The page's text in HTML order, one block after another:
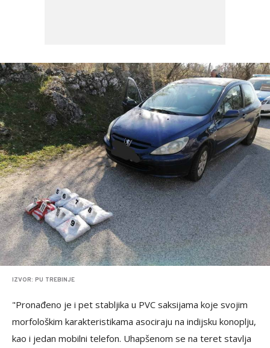
IZVOR: PU TREBINJE
"Pronađeno je i pet stabljika u PVC saksijama koje svojim
morfološkim karakteristikama asociraju na indijsku konoplju,
kao i jedan mobilni telefon. Uhapšenom se na teret stavlja